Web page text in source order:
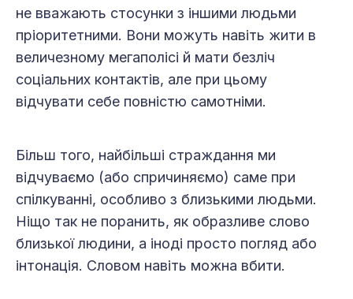
не вважають стосунки з іншими людьми
пріоритетними. Вони можуть навіть жити в
величезному мегаполісі й мати безліч
соціальних контактів, але при цьому
відчувати себе повністю самотніми.
Більш того, найбільші страждання ми
відчуваємо (або спричиняємо) саме при
спілкуванні, особливо з близькими людьми.
Ніщо так не поранить, як образливе слово
близької людини, а іноді просто погляд або
інтонація. Словом навіть можна вбити.